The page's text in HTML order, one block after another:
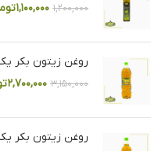
۱,۲۰۰,۰۰۰ ۱,۱۰۰,۰۰۰
روغن زیتون بکر
۳,۱۵۰,۰۰۰ ۲,۷۰۰,۰۰۰
روغن زیتون بکر